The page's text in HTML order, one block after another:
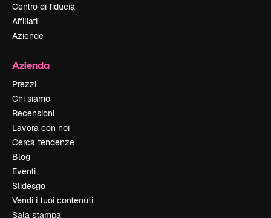
Centro di fiducia
Affiliati
Aziende
Azienda
Prezzi
Chi siamo
Recensioni
Lavora con noi
Cerca tendenze
Blog
Eventi
Slidesgo
Vendi i tuoi contenuti
Sala stampa